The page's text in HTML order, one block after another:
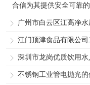
合信为其提供安全可靠
广州市白云区江高净
江门顶津食品有限公
深圳市龙岗优质饮用
不锈钢工业管电抛光的